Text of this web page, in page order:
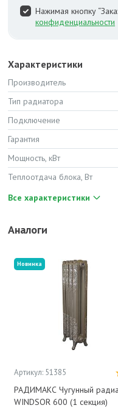
Нажимая кнопку
конфиденциальности
Характеристики
Производитель
Тип радиатора
Подключение
Гарантия
Мощность, кВт
Теплоотдача блока, Вт
Все характеристики
Аналоги
Новинка
Артикул: 51385
РАДИМАКС Чугунный
WINDSOR 600 (1 секция)